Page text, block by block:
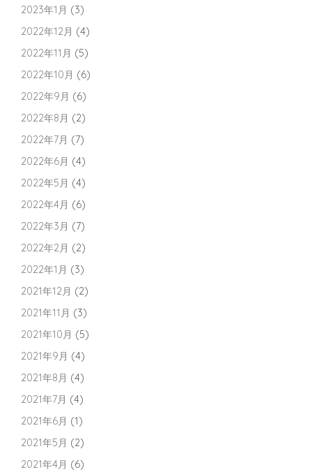
2023年1月 (3)
2022年12月 (4)
2022年11月 (5)
2022年10月 (6)
2022年9月 (6)
2022年8月 (2)
2022年7月 (7)
2022年6月 (4)
2022年5月 (4)
2022年4月 (6)
2022年3月 (7)
2022年2月 (2)
2022年1月 (3)
2021年12月 (2)
2021年11月 (3)
2021年10月 (5)
2021年9月 (4)
2021年8月 (4)
2021年7月 (4)
2021年6月 (1)
2021年5月 (2)
2021年4月 (6)